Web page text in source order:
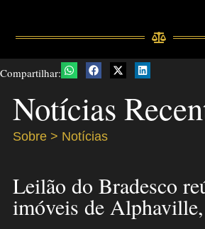
Compartilhar:
Notícias
Sobre > Notícias
Leilão do Bradesco
imóveis de